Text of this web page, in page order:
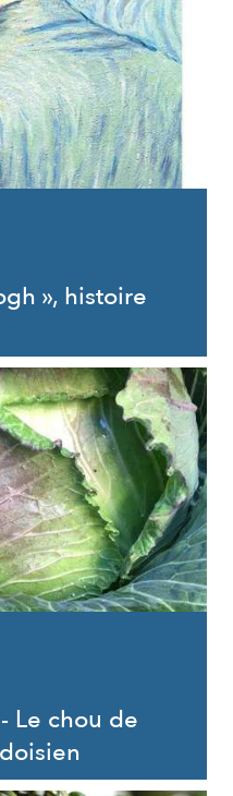
», histoire
Le chou de